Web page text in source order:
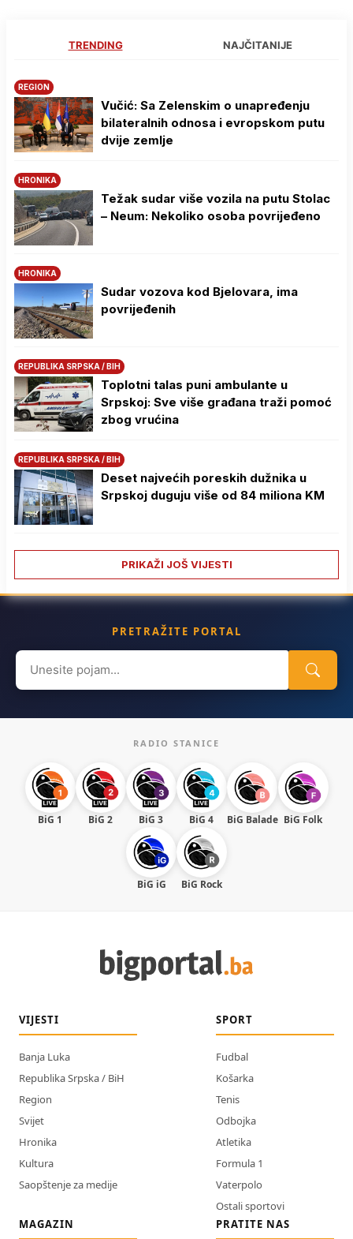
TRENDING NAJČITANIJE
REGION
Vučić: Sa Zelenskim o unapređenju
bilateralnih odnosa i evropskom putu
dvije zemlje
HRONIKA
Težak sudar više vozila na putu Stolac
– Neum: Nekoliko osoba povrijeđeno
HRONIKA
Sudar vozova kod Bjelovara, ima
povrijeđenih
REPUBLIKA SRPSKA / BIH
Toplotni talas puni ambulante u
Srpskoj: Sve više građana traži pomoć
zbog vrućina
REPUBLIKA SRPSKA / BIH
Deset najvećih poreskih dužnika u
Srpskoj duguju više od 84 miliona KM
PRIKAŽI JOŠ VIJESTI
PRETRAŽITE PORTAL
Search
for:
RADIO STANICE
BiG 1 BiG 2 BiG 3 BiG 4 BiG Balade BiG Folk
BiG iG BiG Rock
VIJESTI
Banja Luka
Republika Srpska / BiH
Region
Svijet
Hronika
Kultura
Saopštenje za medije
SPORT
Fudbal
Košarka
Tenis
Odbojka
Atletika
Formula 1
Vaterpolo
Ostali sportovi
MAGAZIN
PRATITE NAS